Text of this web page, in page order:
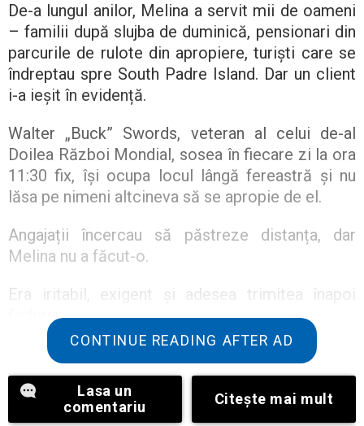
De-a lungul anilor, Melina a servit mii de oameni
– familii după slujba de duminică, pensionari din
parcurile de rulote din apropiere, turiști care se
îndreptau spre South Padre Island. Dar un client
i-a ieșit în evidență.
Walter „Buck” Swords, veteran al celui de-al
Doilea Război Mondial, sosea în fiecare zi la ora
11:30 fix, își ocupa locul lângă fereastră și nu
lăsa pe nimeni altcineva să se apropie de el.
Angajații încercau să păstreze distanța, dar
Melina nu a făcut-o.
Era iritabil, exigent și adesea trimitea înapoi
farfuria.
„Rece”, a bombănit el.
CONTINUE READING AFTER AD
Lasa un
comentariu
Citeşte mai mult